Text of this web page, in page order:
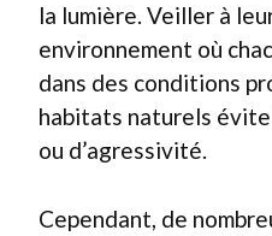
la lumière. Veiller à
environnement où
dans des conditions
habitats naturels
ou d’agressivité.
Cependant, de